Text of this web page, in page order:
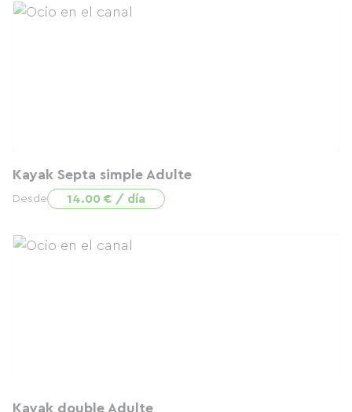
Kayak Septa simple Adulte
Desde 14.00 € / día
Kayak double Adulte